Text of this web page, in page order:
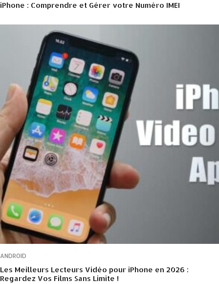
iPhone : Comprendre et Gérer votre Numéro IMEI
ANDROID
Les Meilleurs Lecteurs Vidéo pour iPhone en 2026 :
Regardez Vos Films Sans Limite !